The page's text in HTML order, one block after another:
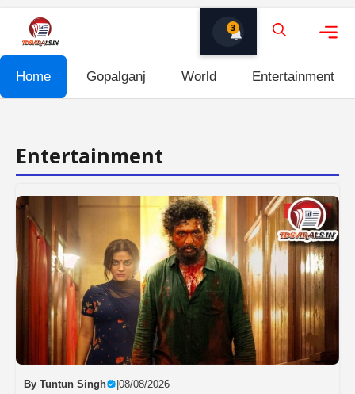
content
3
Home Gopalganj World Entertainment
Entertainment
By Tuntun Singh 08/08/2026